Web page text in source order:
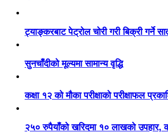
ट्याङ्करबाट पेट्रोल चोरी गरी बिक्री गर्ने
सुनचाँदीको मूल्यमा सामान्य वृद्धि
कक्षा १२ को मौका परीक्षाको परीक्षाफल
२५० रुपैयाँको खरिदमा १० लाखको उपहार,